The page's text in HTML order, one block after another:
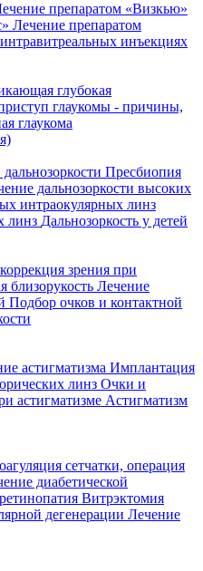
препаратом «Визкью»
Лечение препаратом
инъекциях
глубокая
глаукомы - причины,
глаукома
Пресбиопия
дальнозоркости высоких
интраокулярных линз
линз Дальнозоркость у детей
зрения при
близорукость Лечение
Подбор очков и контактной
астигматизма Имплантация
линз Очки и
астигматизме Астигматизм
сетчатки, операция
диабетической
Витрэктомия
дегенерации Лечение